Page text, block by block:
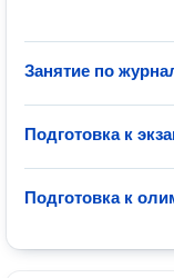
Занятие по
Подготовка к
Подготовка к